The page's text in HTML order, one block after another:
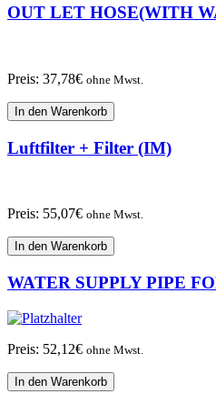
OUT LET HOSE(WITH
Preis: 37,78€ ohne Mwst.
In den Warenkorb
Luftfilter + Filter (IM)
Preis: 55,07€ ohne Mwst.
In den Warenkorb
WATER SUPPLY PIPE
Preis: 52,12€ ohne Mwst.
In den Warenkorb